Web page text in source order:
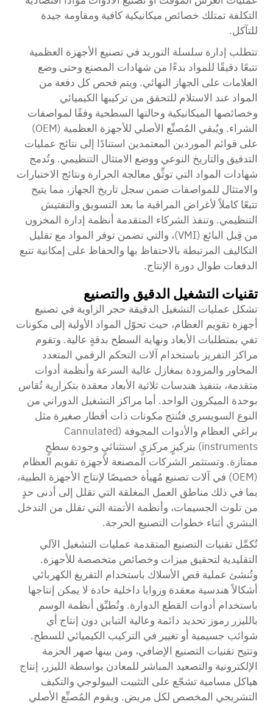
التكلفة تمتلك خصائص ميكانيكية كافية ومقاومة جيدة
للتآكل.
تتطلب إدارة سلسلة التوريد في تصنيع الأجهزة العظمية
تتبعًا دقيقًا للمواد بدءًا من شهادات المصنع وحتى وضع
العلامات على الجهاز النهائي. ويتم فحص كل دفعة من
المواد عند الاستلام للتحقق من تركيبها الكيميائي
وخصائصها الميكانيكية وحالتها السطحية وفقًا لمواصفات
الشراء. ويُبقي المُصنِّع الأصلي للأجهزة العظمية (OEM)
على قوائم الموردين المعتمدين استنادًا إلى نتائج عمليات
التدقيق والتاريخ النوعي ووضع الامتثال التنظيمي. وتُدمج
شهادات المواد التي توثِّق معالجة الحرارة ونتائج الاختبارات
والامتثال للمواصفات ضمن سجل تاريخ الجهاز، مما يتيح
تتبعًا كاملاً لأغراض المراقبة ما بعد التسويق والتفتيش
التنظيمي. وتنفذ الشركاء المتقدمة أنظمة إدارة المخزون
من قِبل البائع (VMI)، والتي تضمن توفر المواد مع تقليل
التكاليف المرتبطة بالاحتفاظ بها والحفاظ على إمكانية تتبع
الدفعات طوال دورة الإنتاج.
تقنيات التشغيل الدقيق والتصنيع
تشكل عمليات التشغيل الدقيقة حجر الزاوية في تصنيع
أجهزة تقويم العظام، حيث تحوّل المواد الأولية إلى مكونات
تفي بمتطلبات الأبعاد ونهاية السطح بدقةٍ عالية. وتقوم
مراكز التفريز باستخدام آلات التحكم الرقمي المتعدد
المحاور والمزودة بمغازل عالية السرعة وأنظمة أدوات
متقدمة، بتنفيذ هندسات ثلاثية الأبعاد معقدة بتكرارية تُقاس
بوحدة الميكرون الواحد. أما مراكز التشغيل الدوراني من
النوع السويسري فتُنتج مكونات ذات أقطار صغيرة مثل
براغي العظام والأدوات المجوفة (Cannulated
instruments) بتركيزٍ مركزيٍ استثنائيٍ وجودة سطحٍ
ممتازة. وتستثمر الشركات المصنعة لأجهزة تقويم العظام
(OEM) في آلات تصنيع مُهيأة خصيصًا لإنتاج الأجهزة الطبية،
بما في ذلك مناطق العمل المغلقة التي تقلل إلى أدنى حدٍ
من تلوث الجسيمات، وأنظمة الأتمتة التي تقلل من التدخل
البشري أثناء خطوات التصنيع الحرجة.
تُكمِّل تقنيات التصنيع المتقدمة عمليات التشغيل الآلي
التقليدية لتحقيق ميزات وخصائص متخصصة للأجهزة.
وتُنشئ عملية قص الأسلاك باستخدام التفريغ الكهربائي
أشكالاً هندسية معقدة وزوايا داخلية حادة لا يمكن إنتاجها
باستخدام أدوات القطع الدوارة. وتُطبِّق أنظمة الوسم
بالليزر رموز تحديد دائمة وعالية التباين دون إنتاج أي
شوائب جسيمية أو تغيير في التركيب الكيميائي للسطح.
وتتيح تقنيات التصنيع الإضافي، ومن بينها صهر الحزمة
الإلكترونية والتصعيد المباشر للمعادن بواسطة الليزر، إنتاج
هياكل مسامية تشجّع على التثبيت البيولوجي والتكيف
التشريحي المخصص لكل مريض. ويقوم المُصنِّع الأصلي